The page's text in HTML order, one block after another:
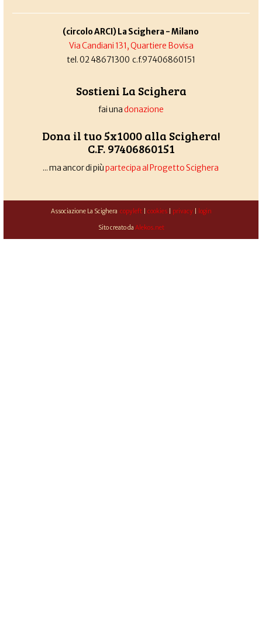
(circolo ARCI) La Scighera - Milano
Via Candiani 131, Quartiere Bovisa
tel. 02 48671300 c.f.97406860151
Sostieni La Scighera
fai unadonazione
Dona il tuo 5x1000 alla Scighera!
C.F. 97406860151
... ma ancor di piùpartecipa al Progetto Scighera
Associazione La Scighera copyleft| cookies| privacy| login
Sito creato da Alekos.net